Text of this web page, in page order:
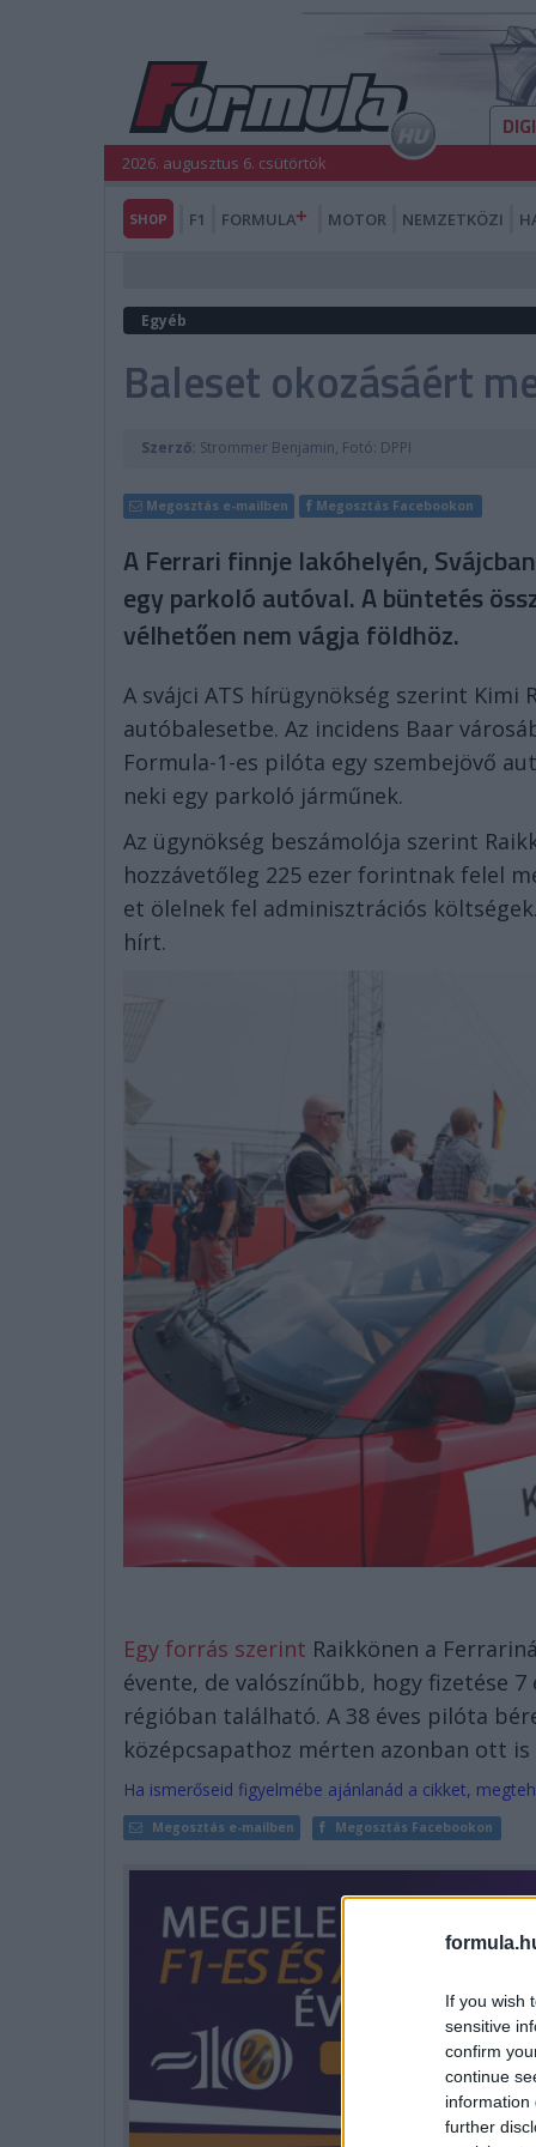
If you wish
sensitive
confirm
continue
information
further
2026. augusztus 6. csütörtök
SHOP F1 FORMULA MOTOR NEMZETKÖZI
Egyéb
Baleset okozásáért
Szerző: Strommer Benjamin, Fotó: DPPI
Megosztás e-mailben Megosztás Facebookon
A Ferrari finnje lakóhelyén,
egy parkoló autóval. A büntetés
vélhetően nem vágja földhöz.
A svájci ATS hírügynökség szerint
autóbalesetbe. Az incidens Baar
Formula-1-es pilóta egy szembejövő
neki egy parkoló járműnek.
Az ügynökség beszámolója szerint
hozzávetőleg 225 ezer forintnak felel
et ölelnek fel adminisztrációs
hírt.
Egy forrás szerint Raikkönen a
évente, de valószínűbb, hogy fizetése
régióban található. A 38 éves pilóta
középcsapathoz mérten azonban ott
Ha ismerőseid figyelmébe ajánlanád a cikket,
Megosztás e-mailben Megosztás Facebookon